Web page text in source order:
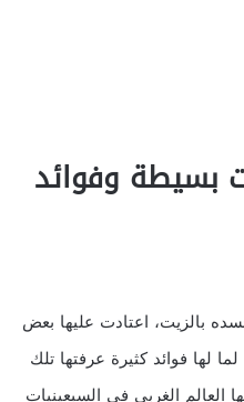
وفوائد
بالزيت، اعتادت عليها بعض
لها فوائد كثيرة عرفتها تلك
الغربي في السبعينيات